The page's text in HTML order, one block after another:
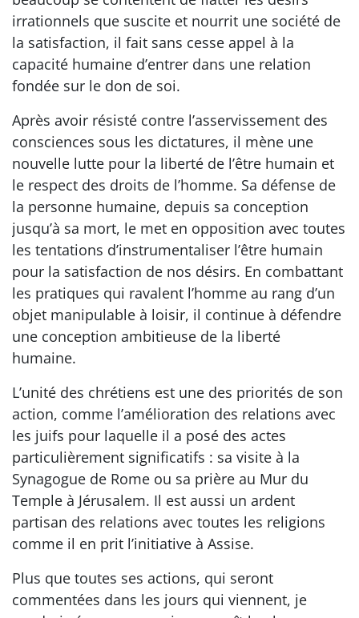
irrationnels que suscite et nourrit une société de
la satisfaction, il fait sans cesse appel à la
capacité humaine d’entrer dans une relation
fondée sur le don de soi.
Après avoir résisté contre l’asservissement des
consciences sous les dictatures, il mène une
nouvelle lutte pour la liberté de l’être humain et
le respect des droits de l’homme. Sa défense de
la personne humaine, depuis sa conception
jusqu’à sa mort, le met en opposition avec toutes
les tentations d’instrumentaliser l’être humain
pour la satisfaction de nos désirs. En combattant
les pratiques qui ravalent l’homme au rang d’un
objet manipulable à loisir, il continue à défendre
une conception ambitieuse de la liberté
humaine.
L’unité des chrétiens est une des priorités de son
action, comme l’amélioration des relations avec
les juifs pour laquelle il a posé des actes
particulièrement significatifs : sa visite à la
Synagogue de Rome ou sa prière au Mur du
Temple à Jérusalem. Il est aussi un ardent
partisan des relations avec toutes les religions
comme il en prit l’initiative à Assise.
Plus que toutes ses actions, qui seront
commentées dans les jours qui viennent, je